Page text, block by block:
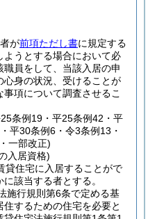
が前項ただし書に規定する
うとする場合において必
員をして、当該入居の申
身の状況、受けることが
項について調査させるこ
条例19・平25条例42・平
平30条例6・令3条例13・
一部改正)
入居資格)
貸住宅に入居することがで
該当する者とする。
施行規則第6条で定める基
するための住宅を必要と